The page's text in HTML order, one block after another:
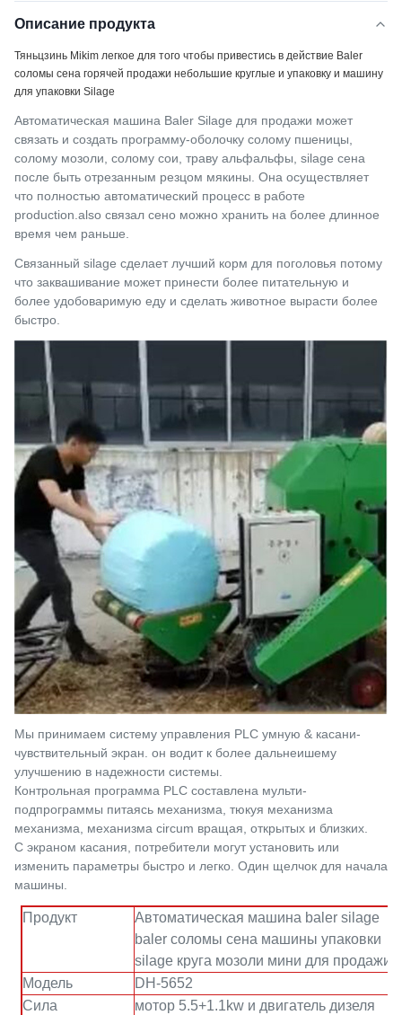
Описание продукта
Тяньцзинь Mikim легкое для того чтобы привестись в действие Baler
соломы сена горячей продажи небольшие круглые и упаковку и машину
для упаковки Silage
Автоматическая машина Baler Silage для продажи может
связать и создать программу-оболочку солому пшеницы,
солому мозоли, солому сои, траву альфальфы, silage сена
после быть отрезанным резцом мякины. Она осуществляет
что полностью автоматический процесс в работе
production.also связал сено можно хранить на более длинное
время чем раньше.
Связанный silage сделает лучший корм для поголовья потому
что заквашивание может принести более питательную и
более удобоваримую еду и сделать животное вырасти более
быстро.
Мы принимаем систему управления PLC умную & касани-
чувствительный экран. он водит к более дальнеишему
улучшению в надежности системы.
Контрольная программа PLC составлена мульти-
подпрограммы питаясь механизма, тюкуя механизма
механизма,
механизма circum вращая, открытых и близких.
С экраном касания, потребители могут установить или
изменить параметры быстро и легко. Один щелчок для начала
машины.
Продукт
Автоматическая машина baler silage
baler соломы сена машины упаковки
silage круга мозоли мини для продажи
Модель
DH-5652
Сила
мотор 5.5+1.1kw и двигатель дизеля